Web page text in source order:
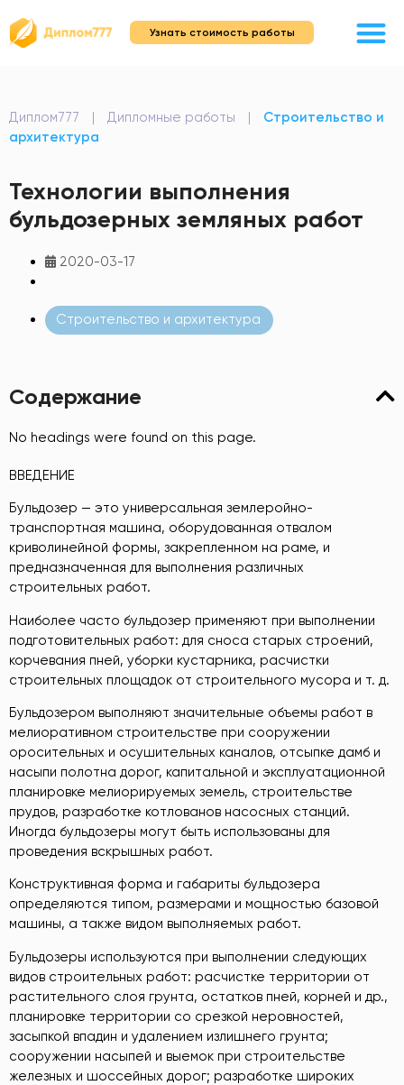
Узнать стоимость работы
Диплом777 | Дипломные работы |
Строительство и
архитектура
Технологии выполнения
бульдозерных земляных работ
2020-03-17
Строительство и архитектура
Содержание
No headings were found on this page.
ВВЕДЕНИЕ
Бульдозер — это универсальная землеройно-
транспортная машина, оборудованная отвалом
криволинейной формы, закрепленном на раме, и
предназначенная для выполнения различных
строительных работ.
Наиболее часто бульдозер применяют при выполнении
подготовительных работ: для сноса старых строений,
корчевания пней, уборки кустарника, расчистки
строительных площадок от строительного мусора и т. д.
Бульдозером выполняют значительные объемы работ в
мелиоративном строительстве при сооружении
оросительных и осушительных каналов, отсыпке дамб и
насыпи полотна дорог, капитальной и эксплуатационной
планировке мелиорируемых земель, строительстве
прудов, разработке котлованов насосных станций.
Иногда бульдозеры могут быть использованы для
проведения вскрышных работ.
Конструктивная форма и габариты бульдозера
определяются типом, размерами и мощностью базовой
машины, а также видом выполняемых работ.
Бульдозеры используются при выполнении следующих
видов строительных работ: расчистке территории от
растительного слоя грунта, остатков пней, корней и др.,
планировке территории со срезкой неровностей,
засыпкой впадин и удалением излишнего грунта;
сооружении насыпей и выемок при строительстве
железных и шоссейных дорог; разработке широких